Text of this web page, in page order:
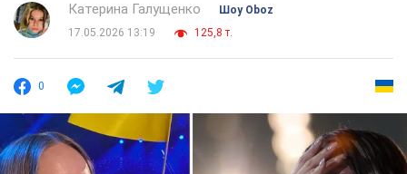
Катерина Галущенко
Шоу Oboz
17.05.2026 13:19
125,8 т.
0